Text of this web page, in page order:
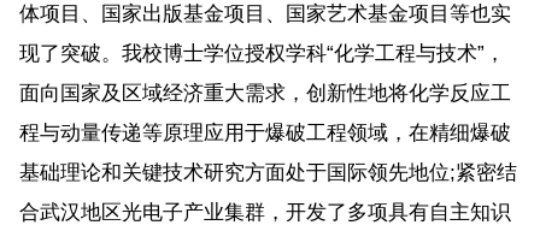
体项目、国家出版基金项目、国家艺术基金项目等也实
现了突破。我校博士学位授权学科“化学工程与技术”，
面向国家及区域经济重大需求，创新性地将化学反应工
程与动量传递等原理应用于爆破工程领域，在精细爆破
基础理论和关键技术研究方面处于国际领先地位;紧密结
合武汉地区光电子产业集群，开发了多项具有自主知识